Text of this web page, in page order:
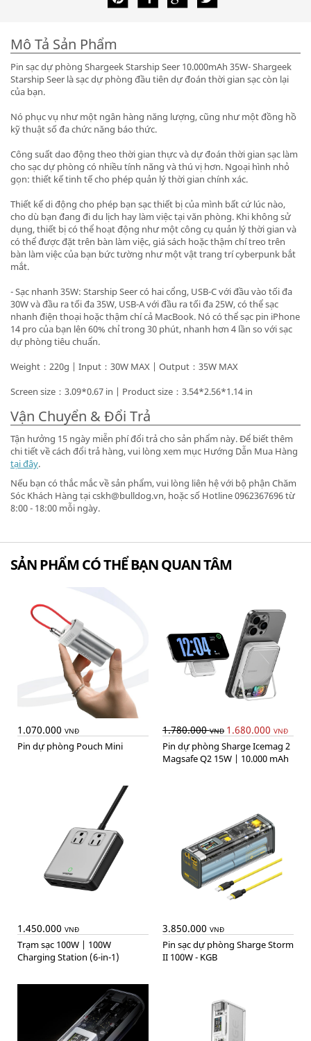
Mô Tả Sản Phẩm
Pin sạc dự phòng Shargeek Starship Seer 10.000mAh 35W- Shargeek
Starship Seer là sạc dự phòng đầu tiên dự đoán thời gian sạc còn lại
của bạn.
Nó phục vụ như một ngân hàng năng lượng, cũng như một đồng hồ
kỹ thuật số đa chức năng báo thức.
Công suất dao động theo thời gian thực và dự đoán thời gian sạc làm
cho sạc dự phòng có nhiều tính năng và thú vị hơn. Ngoại hình nhỏ
gọn: thiết kế tinh tế cho phép quản lý thời gian chính xác.
Thiết kế di động cho phép bạn sạc thiết bị của mình bất cứ lúc nào,
cho dù bạn đang đi du lịch hay làm việc tại văn phòng. Khi không sử
dụng, thiết bị có thể hoạt động như một công cụ quản lý thời gian và
có thể được đặt trên bàn làm việc, giá sách hoặc thậm chí treo trên
bàn làm việc của bạn bức tường như một vật trang trí cyberpunk bắt
mắt.
- Sạc nhanh 35W: Starship Seer có hai cổng, USB-C với đầu vào tối đa
30W và đầu ra tối đa 35W, USB-A với đầu ra tối đa 25W, có thể sạc
nhanh điện thoại hoặc thậm chí cả MacBook. Nó có thể sạc pin iPhone
14 pro của bạn lên 60% chỉ trong 30 phút, nhanh hơn 4 lần so với sạc
dự phòng tiêu chuẩn.
Weight：220g | Input：30W MAX | Output：35W MAX
Screen size：3.09*0.67 in | Product size：3.54*2.56*1.14 in
Vận Chuyển & Đổi Trả
Tận hưởng 15 ngày miễn phí đổi trả cho sản phẩm này. Để biết thêm
chi tiết về cách đổi trả hàng, vui lòng xem mục Hướng Dẫn Mua Hàng
tại đây.
Nếu bạn có thắc mắc về sản phẩm, vui lòng liên hệ với bộ phận Chăm
Sóc Khách Hàng tại cskh@bulldog.vn, hoặc số Hotline 0962367696 từ
8:00 - 18:00 mỗi ngày.
SẢN PHẨM CÓ THỂ BẠN QUAN TÂM
1.070.000 VNĐ
Pin dự phòng Pouch Mini
1.780.000VNĐ 1.680.000 VNĐ
Pin dự phòng Sharge Icemag 2
Magsafe Q2 15W | 10.000 mAh
1.450.000 VNĐ
Trạm sạc 100W | 100W
Charging Station (6-in-1)
3.850.000 VNĐ
Pin sạc dự phòng Sharge Storm
II 100W - KGB